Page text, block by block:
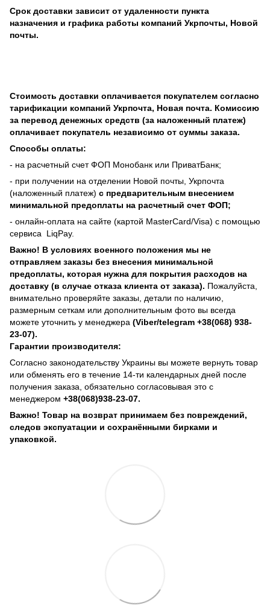
Срок доставки зависит от удаленности пункта
назначения и графика работы компаний Укрпочты, Новой
почты.
Стоимость доставки оплачивается покупателем согласно
тарификации компаний Укрпочта, Новая почта. Комиссию
за перевод денежных средств (за наложенный платеж)
оплачивает покупатель независимо от суммы заказа.
Способы оплаты:
- на расчетный счет ФОП Монобанк или ПриватБанк;
- при получении на отделении Новой почты, Укрпочта
(наложенный платеж) с предварительным внесением
минимальной предоплаты на расчетный счет ФОП;
- онлайн-оплата на сайте (картой MasterCard/Visa) с помощью
сервиса LiqPay.
Важно! В условиях военного положения мы не
отправляем заказы без внесения минимальной
предоплаты, которая нужна для покрытия расходов на
доставку (в случае отказа клиента от заказа). Пожалуйста,
внимательно проверяйте заказы, детали по наличию,
размерным сеткам или дополнительным фото вы всегда
можете уточнить у менеджера (Viber/telegram +38(068) 938-
23-07).
Гарантии производителя:
Согласно законодательству Украины вы можете вернуть товар
или обменять его в течение 14-ти календарных дней после
получения заказа, обязательно согласовывая это с
менеджером +38(068)938-23-07.
Важно! Товар на возврат принимаем без повреждений,
следов экспуатации и сохранёнными бирками и
упаковкой.